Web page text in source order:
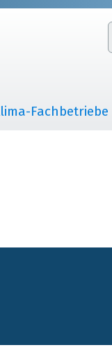
Fachbetriebe